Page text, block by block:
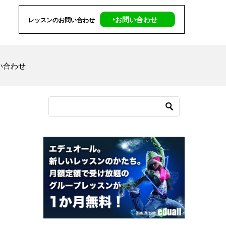
レッスンのお問い合わせ ‣お問い合わせ
合わせ